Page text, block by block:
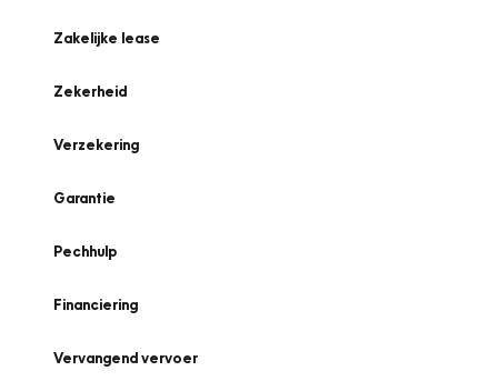
Zakelijke lease
Zekerheid
Verzekering
Garantie
Pechhulp
Financiering
Vervangend vervoer